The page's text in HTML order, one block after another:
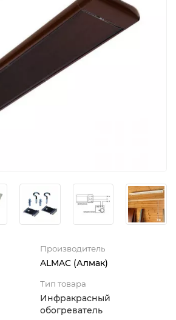
Производитель
ALMAC (Алмак)
Тип товара
Инфракрасный
обогреватель